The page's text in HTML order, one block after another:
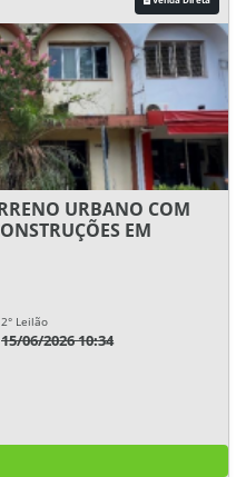
URBANO COM
EM
2° Leilão
15/06/2026 10:34